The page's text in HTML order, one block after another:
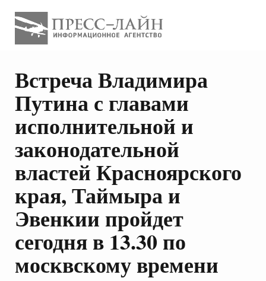
Встреча Владимира
Путина с главами
исполнительной и
законодательной
властей Красноярского
края, Таймыра и
Эвенкии пройдет
сегодня в 13.30 по
москвскому времени